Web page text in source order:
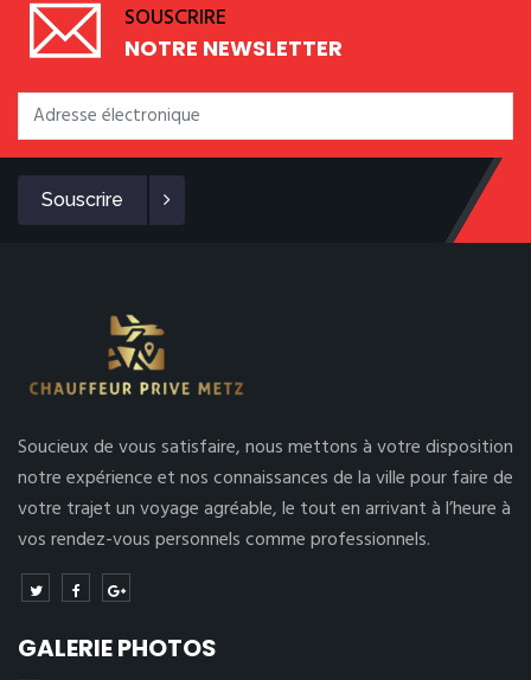
SOUSCRIRE
NOTRE NEWSLETTER
Souscrire
Soucieux de vous satisfaire, nous mettons à votre disposition
notre expérience et nos connaissances de la ville pour faire de
votre trajet un voyage agréable, le tout en arrivant à l’heure à
vos rendez-vous personnels comme professionnels.
GALERIE PHOTOS